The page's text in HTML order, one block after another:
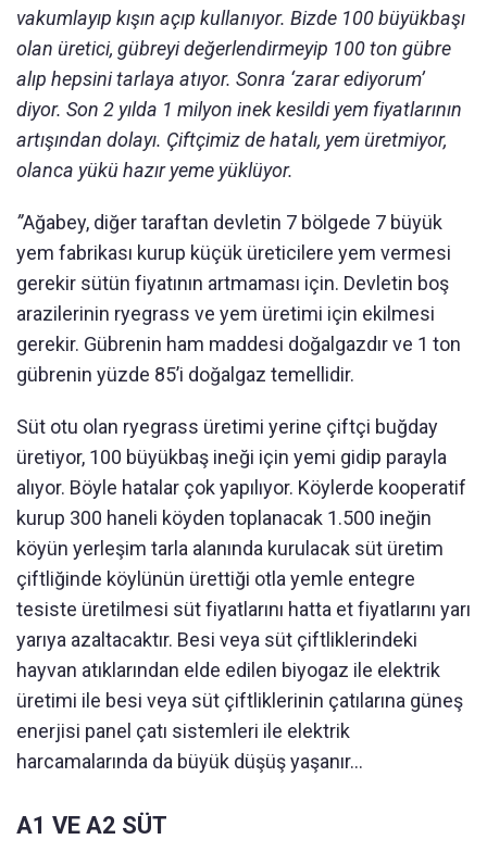
vakumlayıp kışın açıp kullanıyor. Bizde 100 büyükbaşı
olan üretici, gübreyi değerlendirmeyip 100 ton gübre
alıp hepsini tarlaya atıyor. Sonra ‘zarar ediyorum’
diyor. Son 2 yılda 1 milyon inek kesildi yem fiyatlarının
artışından dolayı. Çiftçimiz de hatalı, yem üretmiyor,
olanca yükü hazır yeme yüklüyor.
”Ağabey, diğer taraftan devletin 7 bölgede 7 büyük
yem fabrikası kurup küçük üreticilere yem vermesi
gerekir sütün fiyatının artmaması için. Devletin boş
arazilerinin ryegrass ve yem üretimi için ekilmesi
gerekir. Gübrenin ham maddesi doğalgazdır ve 1 ton
gübrenin yüzde 85’i doğalgaz temellidir.
Süt otu olan ryegrass üretimi yerine çiftçi buğday
üretiyor, 100 büyükbaş ineği için yemi gidip parayla
alıyor. Böyle hatalar çok yapılıyor. Köylerde kooperatif
kurup 300 haneli köyden toplanacak 1.500 ineğin
köyün yerleşim tarla alanında kurulacak süt üretim
çiftliğinde köylünün ürettiği otla yemle entegre
tesiste üretilmesi süt fiyatlarını hatta et fiyatlarını yarı
yarıya azaltacaktır. Besi veya süt çiftliklerindeki
hayvan atıklarından elde edilen biyogaz ile elektrik
üretimi ile besi veya süt çiftliklerinin çatılarına güneş
enerjisi panel çatı sistemleri ile elektrik
harcamalarında da büyük düşüş yaşanır…
A1 VE A2 SÜT